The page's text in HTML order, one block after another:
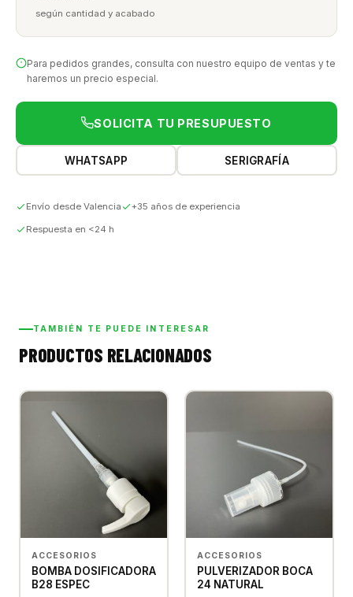
según cantidad y acabado
Para pedidos grandes, consulta con nuestro equipo de ventas y te
haremos un precio especial.
SOLICITA TU PRESUPUESTO
WHATSAPP SERIGRAFÍA
Envío desde Valencia +35 años de experiencia
Respuesta en <24 h
TAMBIÉN TE PUEDE INTERESAR
PRODUCTOS RELACIONADOS
ACCESORIOS
BOMBA DOSIFICADORA
B28 ESPEC
ACCESORIOS
PULVERIZADOR BOCA
24 NATURAL